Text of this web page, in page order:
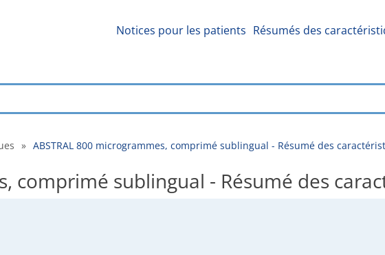
Notices pour les patients Résumés des
» ABSTRAL 800 microgrammes, comprimé sublingual - Résumé des
comprimé sublingual - Résumé des